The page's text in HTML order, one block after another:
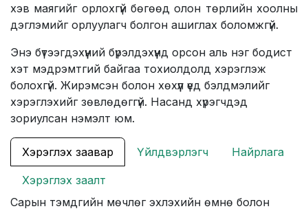
хэв маягийг орлохгүй бөгөөд олон төрлийн хоолны
дэглэмийг орлуулагч болгон ашиглах боломжгүй.
Энэ бүтээгдэхүүний бүрэлдэхүүнд орсон аль нэг бодист
хэт мэдрэмтгий байгаа тохиолдолд хэрэглэж
болохгүй. Жирэмсэн болон хөхүүл үед бэлдмэлийг
хэрэглэхийг зөвлөдөггүй. Насанд хүрэгчдэд
зориулсан нэмэлт юм.
Хэрэглэх заавар Үйлдвэрлэгч Найрлага
Хэрэглэх заалт
Сарын тэмдгийн мөчлөг эхлэхийн өмнө болон